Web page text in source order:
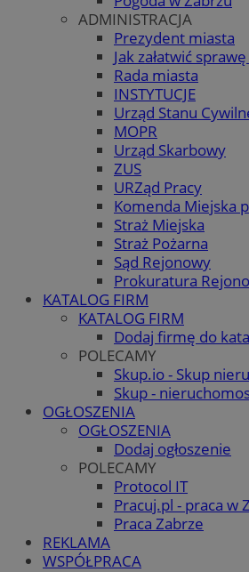
ADMINISTRACJA
Prezydent miasta
Jak załatwić
Rada miasta
INSTYTUCJE
Urząd Stanu
MOPR
Urząd Skarbowy
ZUS
URZąd Pracy
Komenda Miejska
Straż Miejska
Straż Pożarna
Sąd Rejonowy
Prokuratura
KATALOG FIRM
KATALOG FIRM
Dodaj firmę do
POLECAMY
Skup.io - Skup
Skup -
OGŁOSZENIA
OGŁOSZENIA
Dodaj ogłoszenie
POLECAMY
Protocol IT
Pracuj.pl - praca w
Praca Zabrze
REKLAMA
WSPÓŁPRACA